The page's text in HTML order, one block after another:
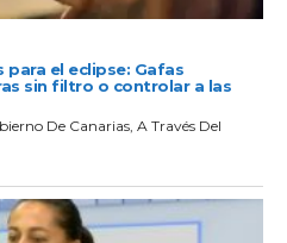
el eclipse: Gafas
sin filtro o controlar a las
De Canarias, A Través Del